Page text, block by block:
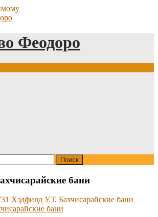
Феодоро
бани
Хэдфилд У.Т. Бахчисарайские бани